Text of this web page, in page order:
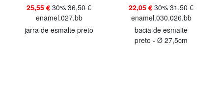
25,55 € 30% 36,50 €
enamel.027.bb
jarra de esmalte preto
22,05 € 30% 31,50 €
enamel.030.026.bb
bacia de esmalte
preto - Ø 27,5cm